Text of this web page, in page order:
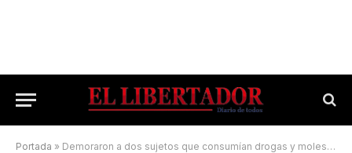
Portada » Demoraron a dos sujetos que consumían drogas y molestaban a los peatones